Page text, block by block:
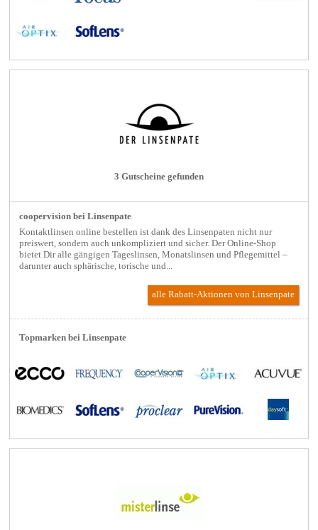
3 Gutscheine gefunden
coopervision bei Linsenpate
Kontaktlinsen online bestellen ist dank des Linsenpaten nicht nur
preiswert, sondern auch unkompliziert und sicher. Der Online-Shop
bietet Dir alle gängigen Tageslinsen, Monatslinsen und Pflegemittel –
darunter auch sphärische, torische und...
alle Rabatt-Aktionenvon Linsenpate
Topmarken bei Linsenpate